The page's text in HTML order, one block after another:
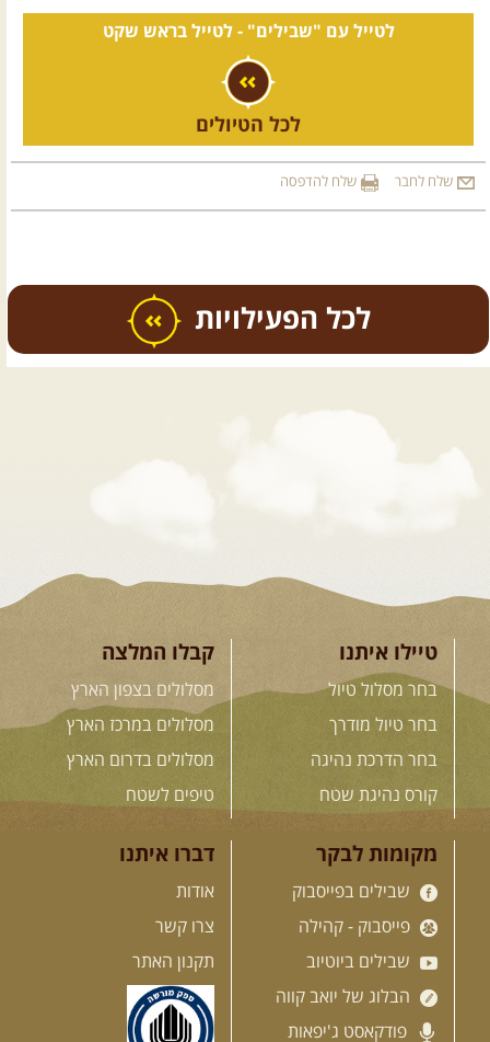
לטייל עם "שבילים" -לטייל בראש שקט
לכל הטיולים
שלח לחבר שלח להדפסה
כל הפעילויות
טיולים מודרכים בארץ
12-13.08.2026 רביעי-חמישי
בלדה בין כוכבים במכתש רמון-
בחרנו לילה מיוחד לטיול מיוחד!
השמיים יהיו נקיים, הכוכבים ...
[המשך]
14.08.2026 שישי- מעיינות
ואתגרים בצפון הרמה
מסלול חדש בצפון רמת הגולן בהובלת
[המשך]
15.08.2026 שבת- חדש! נופי
טיילו איתנו
בחר מסלול טיול
בחר טיול מודרך
בחר הדרכת נהיגה
קורס נהיגת שטח
קבלו המלצה
מסלולים בצפון הארץ
מסלולים במרכז הארץ
מסלולים בדרום הארץ
טיפים לשטח
מקומות לבקר
שבילים בפייסבוק
פייסבוק - קהילה
שבילים ביוטיוב
הבלוג של יואב קווה
פודקאסט ג'יפאות
דברו איתנו
אודות
צרו קשר
תקנון האתר